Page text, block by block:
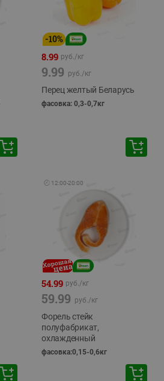
-10%
8.99 руб./кг
9.99 руб./кг
Перец желтый Беларусь
фасовка: 0,3-0,7кг
🕘 12:00-20:00
54.99 руб./кг
59.99 руб./кг
Форель стейк
полуфабрикат,
охлажденный
фасовка:0,15-0,6кг